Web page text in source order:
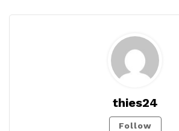
thies24
Follow